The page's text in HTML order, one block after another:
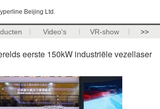
Beijing Ltd.
Video's VR-show >>
eerste 150kW industriële vezellaser